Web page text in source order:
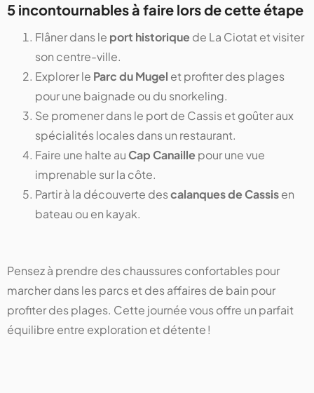
5 incontournables à faire lors de cette étape
Flâner dans le port historiquede La Ciotat et visiter
son centre-ville.
Explorer le Parc du Mugel et profiter des plages
pour une baignade ou du snorkeling.
Se promener dans le port de Cassis et goûter aux
spécialités locales dans un restaurant.
Faire une halte au Cap Canaillepour une vue
imprenable sur la côte.
Partir à la découverte descalanques de Cassisen
bateau ou en kayak.
Pensez à prendre des chaussures confortables pour
marcher dans les parcs et des affaires de bain pour
profiter des plages. Cette journée vous offre un parfait
équilibre entre exploration et détente !